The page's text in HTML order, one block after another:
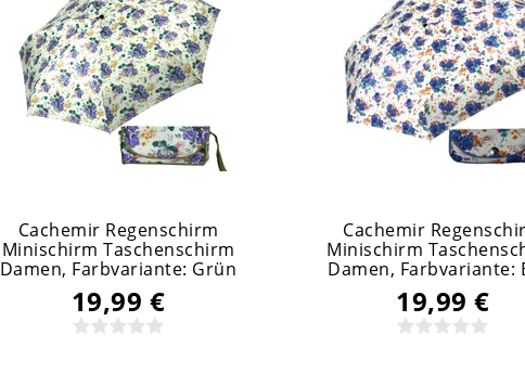
Cachemir Regenschirm
Minischirm Taschenschirm
Damen, Farbvariante: Grün
19,99 €
Cachemir
Minischirm
Damen, Farbvariante:
19,99 €